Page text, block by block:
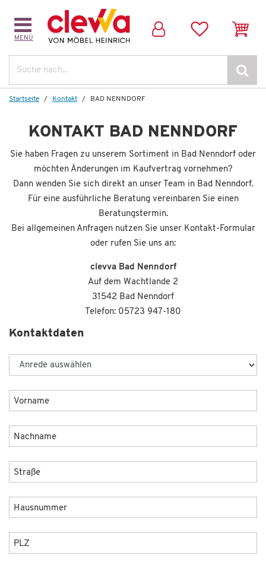
MENÜ
Startseite Kontakt BAD NENNDORF
KONTAKT BAD NENNDORF
Sie haben Fragen zu unserem Sortiment in Bad Nenndorf oder
möchten Änderungen im Kaufvertrag vornehmen?
Dann wenden Sie sich direkt an unser Team in Bad Nenndorf.
Für eine ausführliche Beratung vereinbaren Sie einen
Beratungstermin.
Bei allgemeinen Anfragen nutzen Sie unser Kontakt-Formular
oder rufen Sie uns an:
clevva Bad Nenndorf
Auf dem Wachtlande 2
31542 Bad Nenndorf
Telefon: 05723 947-180
Kontaktdaten
Anrede
Benutzername
(optional)
Vorname
Nachname
Straße
Hausnummer
PLZ